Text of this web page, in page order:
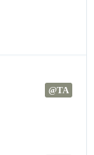
@TA